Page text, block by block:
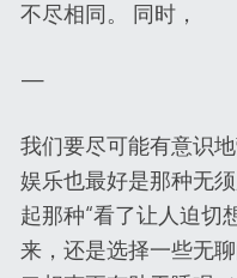
不尽相同。 同时，
—
我们要尽可能有意识
娱乐也最好是那种无
起那种“看了让人迫切
来，还是选择一些无